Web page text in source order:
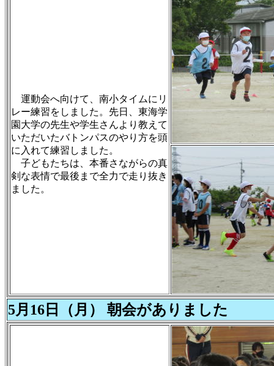
運動会へ向けて、南小タイムにリ
レー練習をしました。先日、東海学
園大学の先生や学生さんより教えて
いただいたバトンパスのやり方を頭
に入れて練習しました。
子どもたちは、本番さながらの真
剣な表情で最後まで全力で走り抜き
ました。
5月16日（月） 朝会がありました